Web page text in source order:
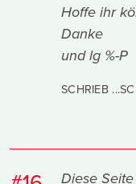
Hoffe ihr
Danke
und lg %-P
SCHRIEB
Diese